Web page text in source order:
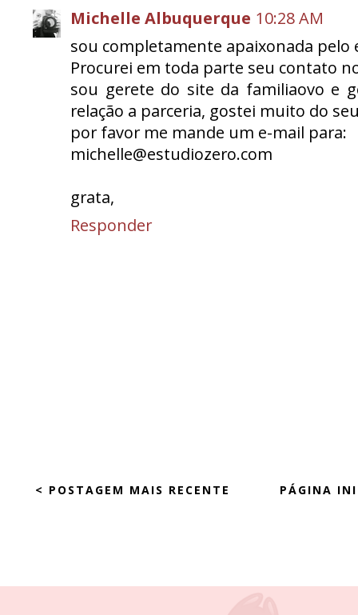
Michelle Albuquerque 10:28 AM
sou completamente apaixonada
Procurei em toda parte seu contato
sou gerete do site da familiaovo e
relação a parceria, gostei muito do
por favor me mande um e-mail para:
michelle@estudiozero.com
grata,
Responder
< POSTAGEM MAIS RECENTE PÁGINA